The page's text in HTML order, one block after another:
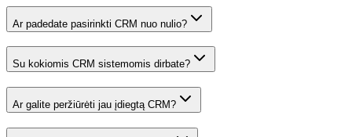
Ar padedate pasirinkti CRM nuo nulio?
Su kokiomis CRM sistemomis dirbate?
Ar galite peržiūrėti jau įdiegtą CRM?